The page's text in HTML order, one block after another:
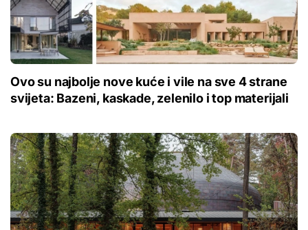
Ovo su najbolje nove kuće i vile na sve 4 strane
svijeta: Bazeni, kaskade, zelenilo i top materijali